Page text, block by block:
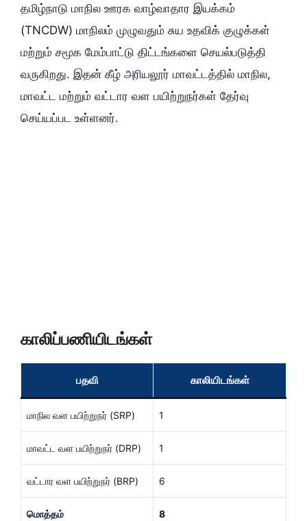
தமிழ்நாடு மாநில ஊரக வாழ்வாதார இயக்கம்
(TNCDW) மாநிலம் முழுவதும் சுய உதவிக் குழுக்கள்
மற்றும் சமூக மேம்பாட்டு திட்டங்களை செயல்படுத்தி
வருகிறது. இதன் கீழ் அரியலூர் மாவட்டத்தில் மாநில,
மாவட்ட மற்றும் வட்டார வள பயிற்றுநர்கள் தேர்வு
செய்யப்பட உள்ளனர்.
காலிப்பணியிடங்கள்
பதவி காலியிடங்கள்
மாநில வள பயிற்றுநர் (SRP) 1
மாவட்ட வள பயிற்றுநர் (DRP) 1
வட்டார வள பயிற்றுநர் (BRP) 6
மொத்தம் 8